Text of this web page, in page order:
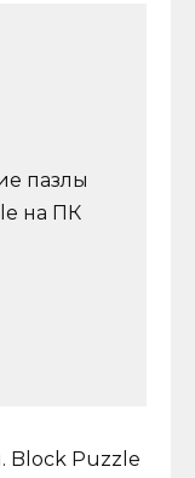
пазлы
на ПК
Block Puzzle